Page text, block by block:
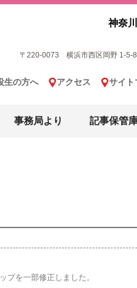
神奈
〒220-0073 横浜市西区岡野 1-5-
生の方へ アクセス サイト
事務局より 記事保管
プを一部修正しました。